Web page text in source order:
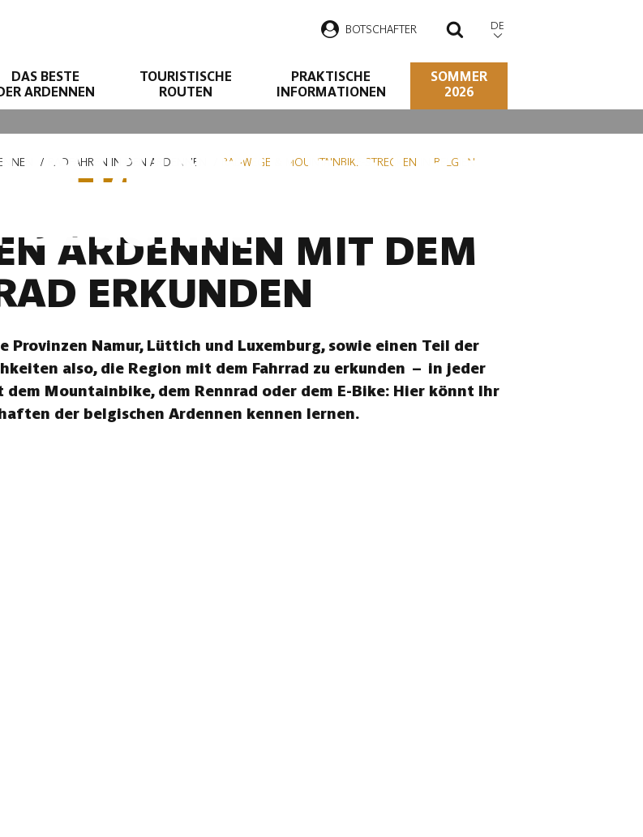
BOTSCHAFTER SUCHEN
DE
DAS BESTE
ARDENNEN
TOURISTISCHE
ROUTEN
PRAKTISCHE
INFORMATIONEN
SOMMER
2026
STRECKEN
BELGIEN
RADFAHREN IN DEN ARDENNEN RADWEGE & MOUNTAINBIKE-STRECKEN IN BELGIEN
ARDENNEN MIT DEM
ERKUNDEN
Provinzen Namur, Lüttich und Luxemburg, sowie einen Teil der
also, die Region mit dem Fahrrad zu erkunden – in jeder
Mountainbike, dem Rennrad oder dem E-Bike: Hier könnt Ihr
der belgischen Ardennen kennen lernen.